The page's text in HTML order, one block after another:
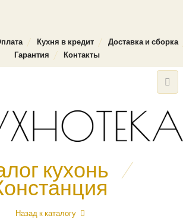
Кухня в кредит
Доставка и сборка
Гарантия
Контакты
кухонь /
Назад к каталогу